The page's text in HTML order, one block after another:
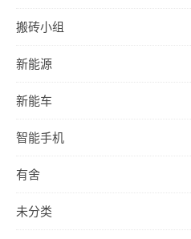
搬砖小组
新能源
新能车
智能手机
有舍
未分类